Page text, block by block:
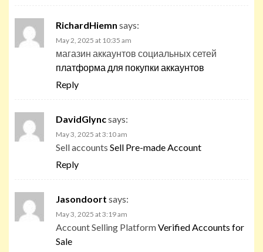
RichardHiemn says:
May 2, 2025 at 10:35 am
магазин аккаунтов социальных сетей
платформа для покупки аккаунтов
Reply
DavidGlyncsays:
May 3, 2025 at 3:10 am
Sell accounts Sell Pre-made Account
Reply
Jasondoort says:
May 3, 2025 at 3:19 am
Account Selling PlatformVerified Accounts for
Sale